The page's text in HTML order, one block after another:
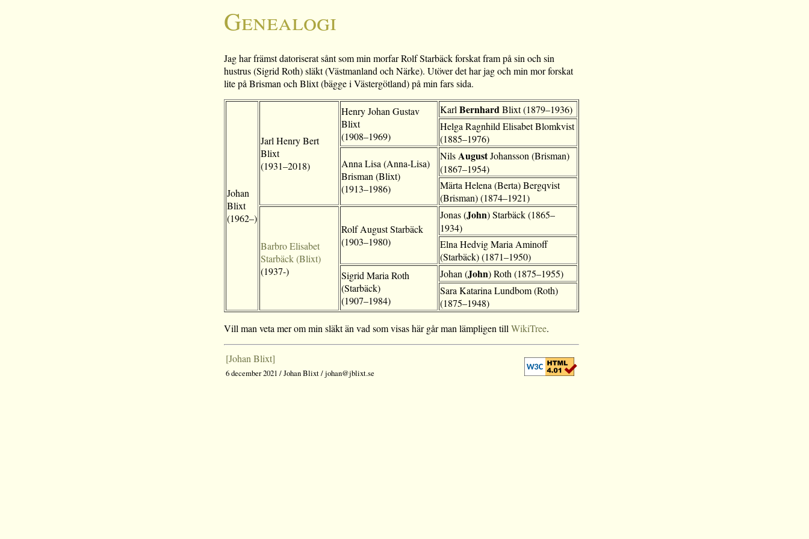
Genealogi
Jag har främst datoriserat sånt som min morfar Rolf Starbäck forskat fram på sin och sin
hustrus (Sigrid Roth) släkt (Västmanland och Närke). Utöver det har jag och min mor forskat
lite på Brisman och Blixt (bägge i Västergötland) på min fars sida.
Johan
Blixt
(1962–)
Jarl Henry Bert
Blixt
(1931–2018)
Henry Johan Gustav
Blixt
(1908–1969)
Karl BernhardBlixt (1879–1936)
Helga Ragnhild Elisabet Blomkvist
(1885–1976)
Anna Lisa (Anna-Lisa)
Brisman (Blixt)
(1913–1986)
NilsAugustJohansson (Brisman)
(1867–1954)
Märta Helena (Berta) Bergqvist
(Brisman) (1874–1921)
Barbro Elisabet
Starbäck (Blixt)
(1937-)
Rolf August Starbäck
(1903–1980)
Jonas (John) Starbäck (1865–
1934)
Elna Hedvig Maria Aminoff
(Starbäck) (1871–1950)
Sigrid Maria Roth
(Starbäck)
(1907–1984)
Johan (John) Roth (1875–1955)
Sara Katarina Lundbom (Roth)
(1875–1948)
Vill man veta mer om min släkt än vad som visas här går man lämpligen till WikiTree.
[Johan Blixt]
6 december 2021 / Johan Blixt / johan@jblixt.se